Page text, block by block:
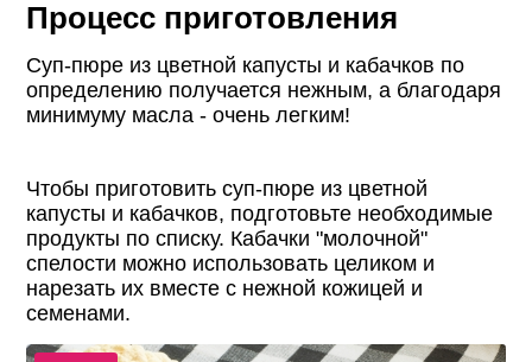
Процесс приготовления
Суп-пюре из цветной капусты и кабачков по
определению получается нежным, а благодаря
минимуму масла - очень легким!
Чтобы приготовить суп-пюре из цветной
капусты и кабачков, подготовьте необходимые
продукты по списку. Кабачки "молочной"
спелости можно использовать целиком и
нарезать их вместе с нежной кожицей и
семенами.